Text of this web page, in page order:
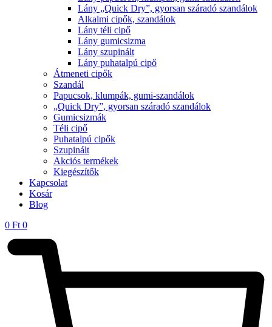
Lány „Quick Dry”, gyorsan száradó szandálok
Alkalmi cipők, szandálok
Lány téli cipő
Lány gumicsizma
Lány szupinált
Lány puhatalpú cipő
Átmeneti cipők
Szandál
Papucsok, klumpák, gumi-szandálok
„Quick Dry”, gyorsan száradó szandálok
Gumicsizmák
Téli cipő
Puhatalpú cipők
Szupinált
Akciós termékek
Kiegészítők
Kapcsolat
Kosár
Blog
0 Ft 0